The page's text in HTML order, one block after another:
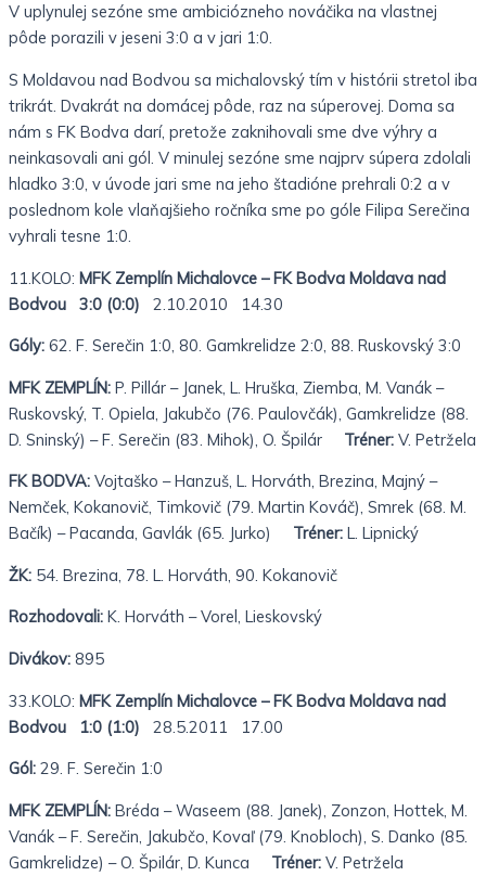
V uplynulej sezóne sme ambiciózneho nováčika na vlastnej
pôde porazili v jeseni 3:0 a v jari 1:0.
S Moldavou nad Bodvou sa michalovský tím v histórii stretol iba
trikrát. Dvakrát na domácej pôde, raz na súperovej. Doma sa
nám s FK Bodva darí, pretože zaknihovali sme dve výhry a
neinkasovali ani gól. V minulej sezóne sme najprv súpera zdolali
hladko 3:0, v úvode jari sme na jeho štadióne prehrali 0:2 a v
poslednom kole vlaňajšieho ročníka sme po góle Filipa Serečina
vyhrali tesne 1:0.
11.KOLO: MFK Zemplín Michalovce – FK Bodva Moldava nad
Bodvou 3:0 (0:0) 2.10.2010 14.30
Góly: 62. F. Serečin 1:0, 80. Gamkrelidze 2:0, 88. Ruskovský 3:0
MFK ZEMPLÍN: P. Pillár – Janek, L. Hruška, Ziemba, M. Vanák –
Ruskovský, T. Opiela, Jakubčo (76. Paulovčák), Gamkrelidze (88.
D. Sninský) – F. Serečin (83. Mihok), O. Špilár Tréner: V. Petržela
FK BODVA: Vojtaško – Hanzuš, L. Horváth, Brezina, Majný –
Nemček, Kokanovič, Timkovič (79. Martin Kováč), Smrek (68. M.
Bačík) – Pacanda, Gavlák (65. Jurko) Tréner: L. Lipnický
ŽK: 54. Brezina, 78. L. Horváth, 90. Kokanovič
Rozhodovali: K. Horváth – Vorel, Lieskovský
Divákov: 895
33.KOLO: MFK Zemplín Michalovce – FK Bodva Moldava nad
Bodvou 1:0 (1:0) 28.5.2011 17.00
Gól: 29. F. Serečin 1:0
MFK ZEMPLÍN: Bréda – Waseem (88. Janek), Zonzon, Hottek, M.
Vanák – F. Serečin, Jakubčo, Kovaľ (79. Knobloch), S. Danko (85.
Gamkrelidze) – O. Špilár, D. Kunca Tréner: V. Petržela